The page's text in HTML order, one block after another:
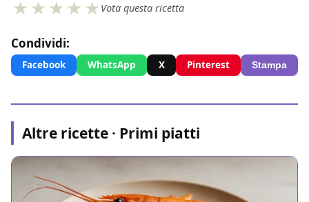
Vota questa ricetta
Condividi:
Facebook WhatsApp X Pinterest Stampa
Altre ricette · Primi piatti